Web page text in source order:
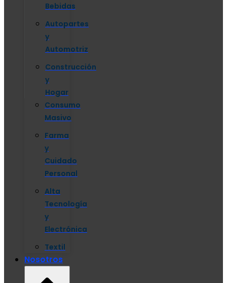
Bebidas
Autopartes
y
Automotriz
Construcción
y
Hogar
Consumo
Masivo
Farma
y
Cuidado
Personal
Alta
Tecnología
y
Electrónica
Textil
Nosotros